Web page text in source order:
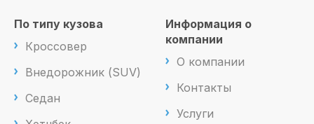
По типу кузова
Кроссовер
Внедорожник (SUV)
Седан
Информация о
компании
О компании
Контакты
Услуги